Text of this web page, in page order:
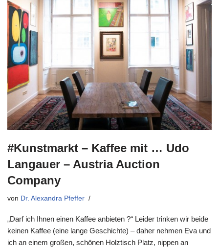
#Kunstmarkt – Kaffee mit … Udo
Langauer – Austria Auction
Company
von Dr. Alexandra Pfeffer
„Darf ich Ihnen einen Kaffee anbieten ?“ Leider trinken wir beide
keinen Kaffee (eine lange Geschichte) – daher nehmen Eva und
ich an einem großen, schönen Holztisch Platz, nippen an